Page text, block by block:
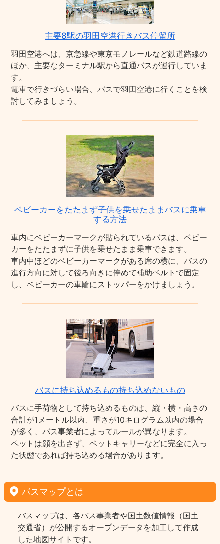
主要8駅の羽田空港行きバス停留所
羽田空港へは、京急線や東京モノレールなど鉄道路線の
ほか、主要なターミナル駅から直通バスが運行していま
す。
電車で行きづらい場合、バスで羽田空港に行くことを検
討してみましょう。
ベビーカーをたたまず子供を乗せたままバスに乗車
する方法
車内にベビーカーマークが貼られているバスは、ベビー
カーをたたまずに子供を乗せたまま乗車できます。
車内中ほどのベビーカーマークがある席の横に、バスの
進行方向に対して後ろ向きに停めて補助ベルトで固定
し、ベビーカーの車輪にストッパーをかけましょう。
バスに持ち込めるもの持ち込めないもの
バスに手荷物として持ち込めるものは、縦・横・高さの
合計が1メートル以内、重さが10キログラム以内の場合
が多く、バス事業者によってルールが異なります。
ペットは顔を出さず、ペットキャリーなどに完全に入っ
た状態であれば持ち込める場合があります。
バスマップとは
バスマップは、各バス事業者や国土数値情報（国土
交通省）が公開するオープンデータを加工して作成
した地図サイトです。